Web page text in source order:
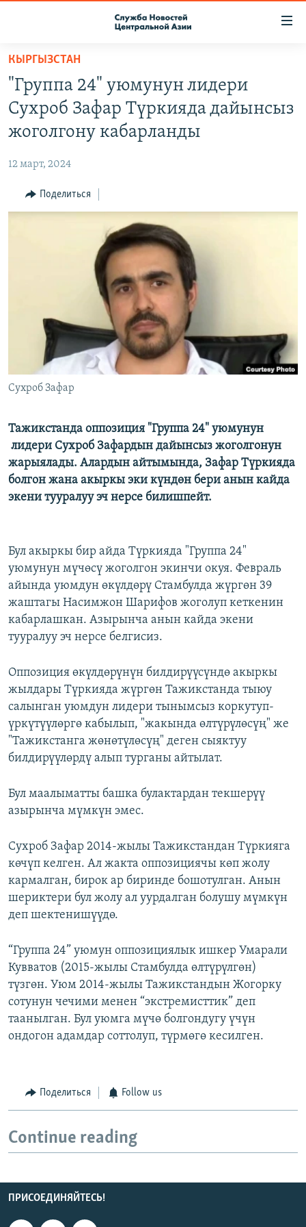
Вернуться
основному
содержанию
Вернутся
главной
навигации
Вернутся
О ПРОЕКТЕ
ПОДПИСКА
КОНТАКТЫ
НАСТОЯЩЕЕ ВРЕМЯ
МИГРАНТ МЕДИА
КЫРГЫЗСТАН
"Группа 24" уюмунун лидери
Сухроб Зафар Түркияда дайынсыз
жоголгону кабарланды
12 март, 2024
Поделиться
Сухроб Зафар
Тажикстанда оппозиция "Группа 24" уюмунун
лидери Сухроб Зафардын дайынсыз жоголгонун
жарыялады. Алардын айтымында, Зафар Түркияда
болгон жана акыркы эки күндөн бери анын кайда
экени тууралуу эч нерсе билишпейт.
Бул акыркы бир айда Түркияда "Группа 24"
уюмунун мүчөсү жоголгон экинчи окуя. Февраль
айында уюмдун өкүлдөрү Стамбулда жүргөн 39
жаштагы Насимжон Шарифов жоголуп кеткенин
кабарлашкан. Азырынча анын кайда экени
тууралуу эч нерсе белгисиз.
Оппозиция өкүлдөрүнүн билдирүүсүндө акыркы
жылдары Түркияда жүргөн Тажикстанда тыюу
салынган уюмдун лидери тынымсыз коркутуп-
үркүтүүлөргө кабылып, "жакында өлтүрүлөсүң" же
"Тажикстанга жөнөтүлөсүң" деген сыяктуу
билдирүүлөрдү алып турганы айтылат.
Бул маалыматты башка булактардан текшерүү
азырынча мүмкүн эмес.
Сухроб Зафар 2014-жылы Тажикстандан Түркияга
көчүп келген. Ал жакта оппозициячы көп жолу
кармалган, бирок ар биринде бошотулган. Анын
шериктери бул жолу ал уурдалган болушу мүмкүн
деп шектенишүүдө.
“Группа 24” уюмун оппозициялык ишкер Умарали
Кувватов (2015-жылы Стамбулда өлтүрүлгөн)
түзгөн. Уюм 2014-жылы Тажикстандын Жогорку
сотунун чечими менен “экстремисттик” деп
таанылган. Бул уюмга мүчө болгондугу үчүн
ондогон адамдар соттолуп, түрмөгө кесилген.
Поделиться Follow us
Continue reading
ПРИСОЕДИНЯЙТЕСЬ!